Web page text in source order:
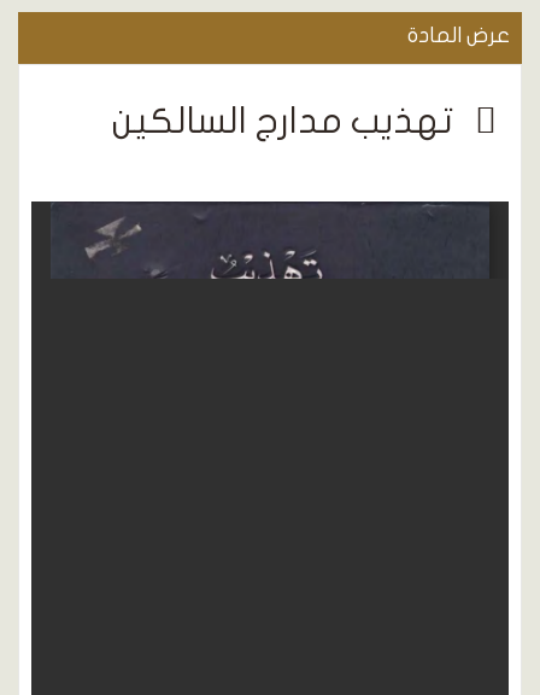
عرض المادة
تهذيب مدارج السالكين